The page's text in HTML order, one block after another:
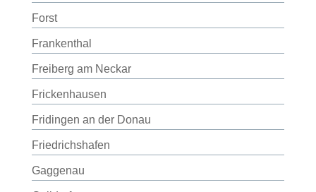
Forst
Frankenthal
Freiberg am Neckar
Frickenhausen
Fridingen an der Donau
Friedrichshafen
Gaggenau